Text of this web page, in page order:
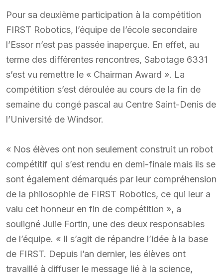
Pour sa deuxième participation à la compétition
FIRST Robotics, l’équipe de l’école secondaire
l’Essor n’est pas passée inaperçue. En effet, au
terme des différentes rencontres, Sabotage 6331
s’est vu remettre le « Chairman Award ». La
compétition s’est déroulée au cours de la fin de
semaine du congé pascal au Centre Saint-Denis de
l’Université de Windsor.
« Nos élèves ont non seulement construit un robot
compétitif qui s’est rendu en demi-finale mais ils se
sont également démarqués par leur compréhension
de la philosophie de FIRST Robotics, ce qui leur a
valu cet honneur en fin de compétition », a
souligné Julie Fortin, une des deux responsables
de l’équipe. « Il s’agit de répandre l’idée à la base
de FIRST. Depuis l’an dernier, les élèves ont
travaillé à diffuser le message lié à la science,